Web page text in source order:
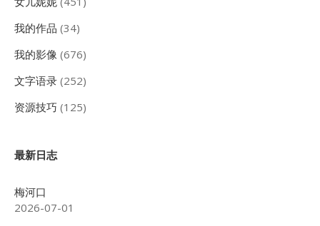
我的作品 (34)
我的影像 (676)
文字语录 (252)
资源技巧 (125)
最新日志
梅河口
2026-07-01